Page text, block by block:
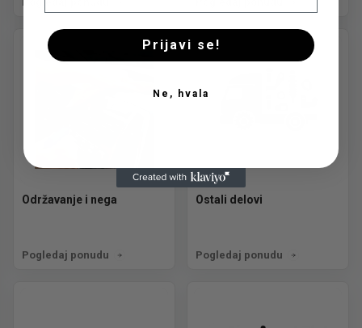
Održavanje i nega
Pogledaj ponudu
Ostali delovi
Pogledaj ponudu
Prijavi se!
Ne, hvala